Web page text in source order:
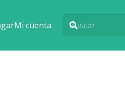
Mi cuenta